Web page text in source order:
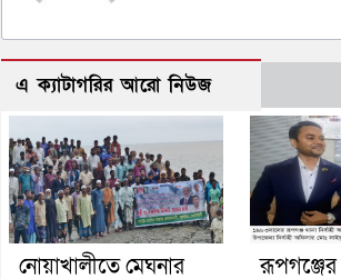
এ ক্যাটাগরির আরো নিউজ
নোয়াখালীতে মেঘনার রূপগঞ্জের